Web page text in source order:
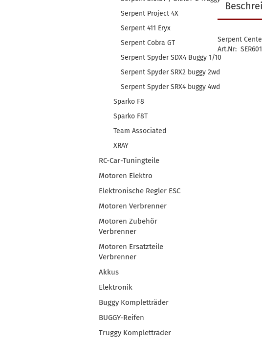
Serpent
Art.Nr:
Serpent Project 4X
Serpent 411 Eryx
Serpent Cobra GT
Serpent Spyder SDX4 Buggy 1/10
Serpent Spyder SRX2 buggy 2wd
Serpent Spyder SRX4 buggy 4wd
Sparko F8
Sparko F8T
Team Associated
XRAY
RC-Car-Tuningteile
Motoren Elektro
Elektronische Regler ESC
Motoren Verbrenner
Motoren Zubehör
Verbrenner
Motoren Ersatzteile
Verbrenner
Akkus
Elektronik
Buggy Kompletträder
BUGGY-Reifen
Truggy Kompletträder